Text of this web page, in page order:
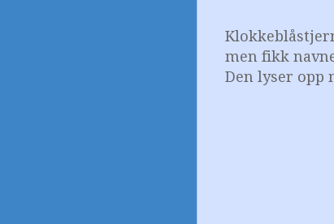
men fikk
Den lyser opp